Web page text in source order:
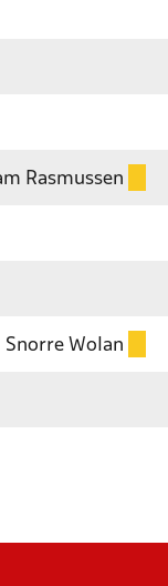
Rasmussen
Snorre Wolan